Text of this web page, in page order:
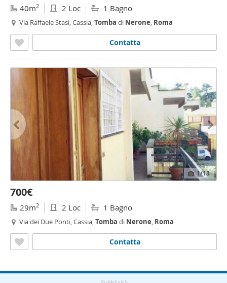
40m2 2 Loc 1 Bagno
Via Raffaele Stasi, Cassia,Tomba di Nerone, Roma
Contatta
1/13
700€
29m2 2 Loc 1 Bagno
Via dei Due Ponti, Cassia,Tomba di Nerone, Roma
Contatta